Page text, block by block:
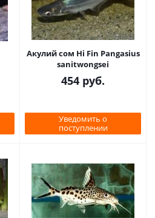
Акулий сом Hi Fin Pangasius
sanitwongsei
454 руб.
Уведомить о
поступлении